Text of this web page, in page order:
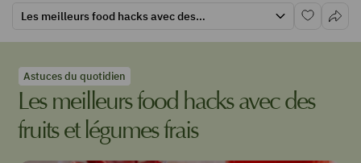
Les meilleurs food hacks avec des fruits et légumes frais
Astuces du quotidien
Les meilleurs food hacks avec des
fruits et légumes frais